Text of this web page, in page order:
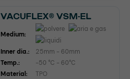
VACUFLEX® VSM-EL
Medium:
Inner dia.:
25mm - 60mm
Temp.:
-50 °C - 60°C
Material:
TPO